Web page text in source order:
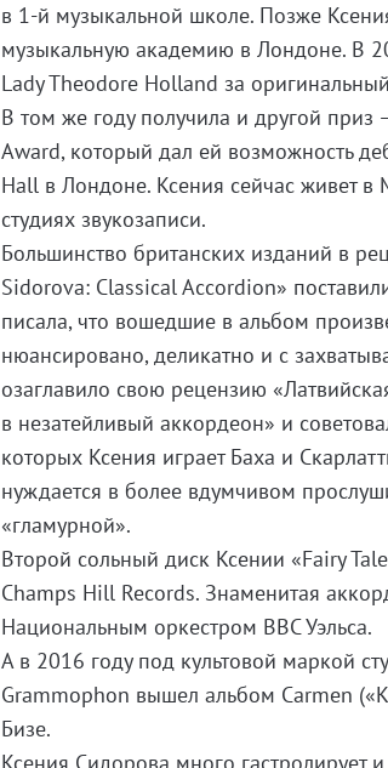
в 1-й музыкальной школе. Позже
музыкальную академию в Лондоне. В
Lady Theodore Holland за
В том же году получила и другой
Award, который дал ей возможность
Hall в Лондоне. Ксения сейчас живет
студиях звукозаписи.
Большинство британских изданий в
Sidorova: Classical Accordion»
писала, что вошедшие в альбом
нюансировано, деликатно и с
озаглавило свою рецензию
в незатейливый аккордеон» и
которых Ксения играет Баха и
нуждается в более вдумчивом
«гламурной».
Второй сольный диск Ксении «Fairy
Champs Hill Records. Знаменитая
Национальным оркестром ВВС Уэльса.
А в 2016 году под культовой маркой
Grammophon вышел альбом Carmen
Бизе.